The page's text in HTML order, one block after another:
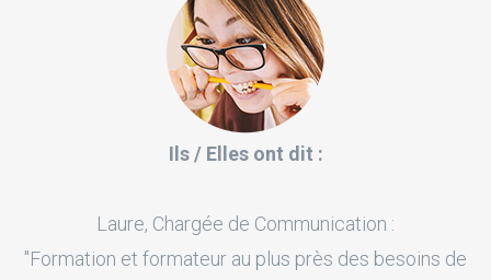
Ils / Elles ont dit :
Laure, Chargée de Communication :
"Formation et formateur au plus près des besoins de